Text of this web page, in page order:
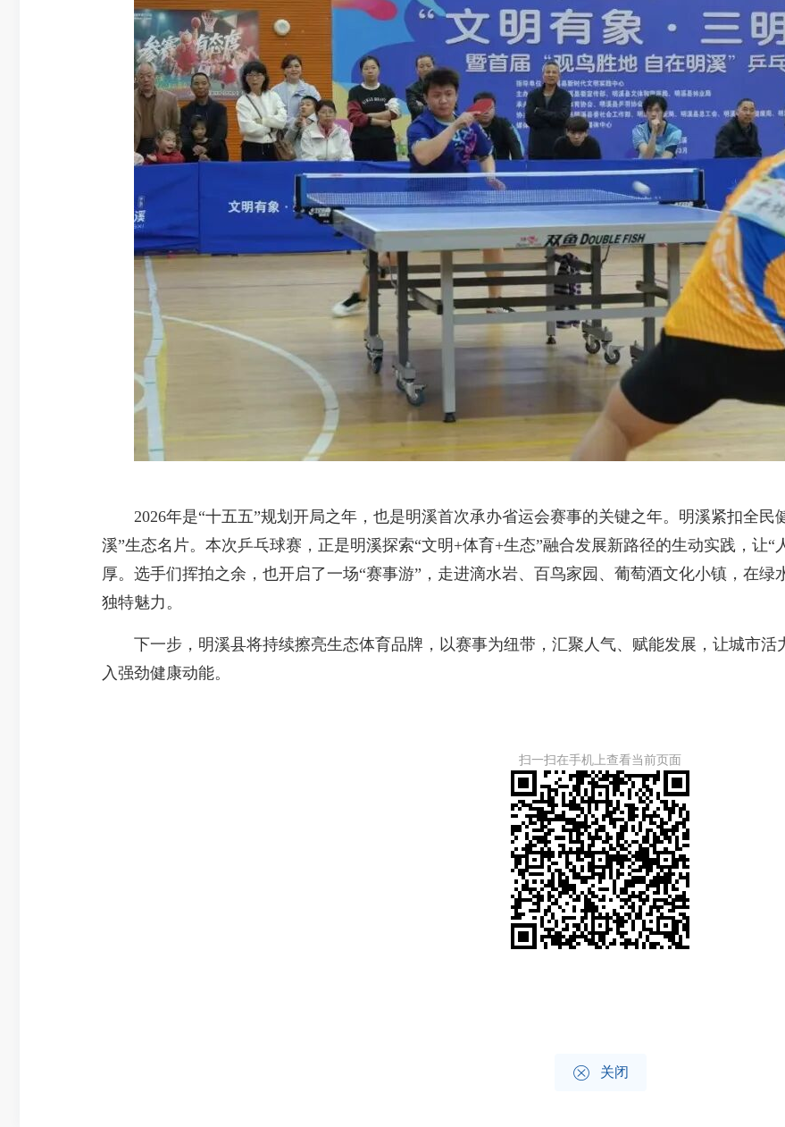
2026年是“十五五”规划开局之年，也是明溪首次承办省运会赛事的关键之年。明溪紧扣全民
溪”生态名片。本次乒乓球赛，正是明溪探索“文明+体育+生态”融合发展新路径的生动实践，让
厚。选手们挥拍之余，也开启了一场“赛事游”，走进滴水岩、百鸟家园、葡萄酒文化小镇，在绿
独特魅力。
下一步，明溪县将持续擦亮生态体育品牌，以赛事为纽带，汇聚人气、赋能发展，让城市活
入强劲健康动能。
扫一扫在手机上查看当前页面
 关闭